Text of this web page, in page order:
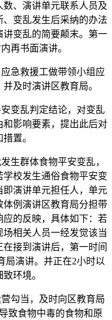
、演讲单元联系人员及
变乱发生后采纳的办法
变乱的简要颠末。第一
再书面演讲。
急救援工做带领小组应
及时演讲区教育局。
变乱判定结论，对变乱
影响要素，提出此后对
置。
群体食物平安变乱，
校发生通俗食物平安变
演讲单元担任人，单元
例演讲区教育局分担带
的反映，具体如下：若
相关人员一经发觉该当
接到演讲后，第一时间
局演讲。并正在2小时以
环境。
勾当，及时向区教育局
致食物中毒的食物和原